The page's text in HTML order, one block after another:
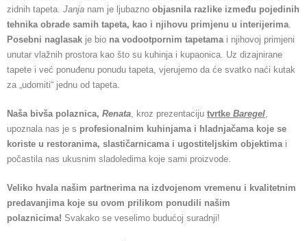
zidnih tapeta. Janja nam je ljubazno objasnila razlike između pojedinih
tehnika obrade samih tapeta, kao i njihovu primjenu u interijerima.
Posebni naglasak je bio na vodootpornim tapetamai njihovoj primjeni
unutar vlažnih prostora kao što su kuhinja i kupaonica. Uz dizajnirane
tapete i već ponuđenu ponudu tapeta, vjerujemo da će svatko naći kutak
za „udomiti“ jednu od tapeta.
Naša bivša polaznica, Renata, kroz prezentaciju tvrtke Baregel,
upoznala nas je s profesionalnim kuhinjama i hladnjačama koje se
koriste u restoranima, slastičarnicama i ugostiteljskim objektimai
počastila nas ukusnim sladoledima koje sami proizvode.
Veliko hvala našim partnerima na izdvojenom vremenu i kvalitetnim
predavanjima koje su ovom prilikom ponudili našim
polaznicima! Svakako se veselimo budućoj suradnji!